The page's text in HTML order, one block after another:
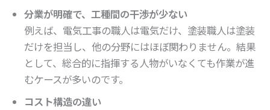
分業が明確で、工種間の干渉が少ない
例えば、電気工事の職人は電気だけ、塗装職人は塗装
だけを担当し、他の分野にはほぼ関わりません。結果
として、総合的に指揮する人物がいなくても作業が進
むケースが多いのです。
コスト構造の違い